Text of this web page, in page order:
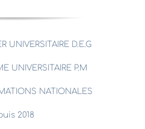
UNIVERSITAIRE D.E.G
UNIVERSITAIRE P.M
NATIONALES
2018